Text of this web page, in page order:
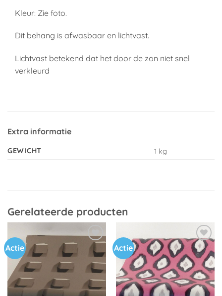
Kleur: Zie foto.
Dit behang is afwasbaar en lichtvast.
Lichtvast betekend dat het door de zon niet snel
verkleurd
Extra informatie
GEWICHT 1 kg
Gerelateerde producten
Actie
Toevoegen
verlanglijst
Actie
Toevoegen
aan
verlanglijst